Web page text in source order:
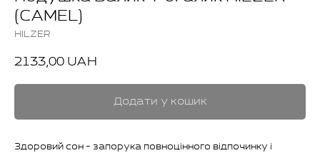
(CAMEL)
HILZER
2133,00 UAH
Додати у кошик
Здоровий сон - запорука повноцінного відпочинку і